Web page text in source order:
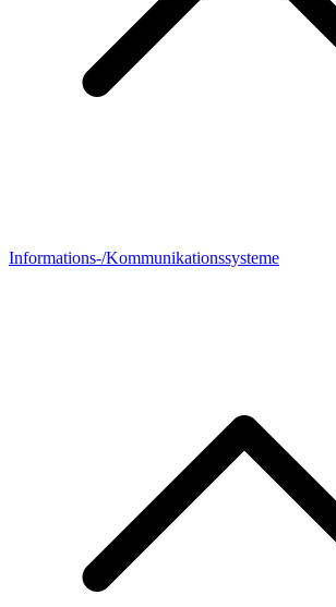
Informations-/Kommunikationssysteme